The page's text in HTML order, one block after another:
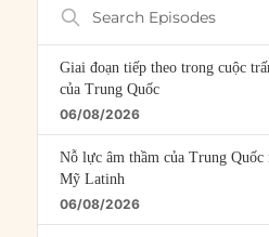
Search
Episodes
Giai đoạn tiếp theo trong cuộc
của Trung Quốc
06/08/2026
Nỗ lực âm thầm của Trung
Mỹ Latinh
06/08/2026